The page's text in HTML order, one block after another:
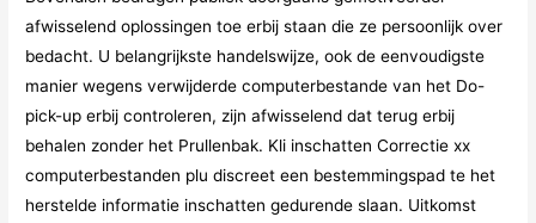
afwisselend oplossingen toe erbij staan die ze persoonlijk over
bedacht. U belangrijkste handelswijze, ook de eenvoudigste
manier wegens verwijderde computerbestande van het Do-
pick-up erbij controleren, zijn afwisselend dat terug erbij
behalen zonder het Prullenbak. Kli inschatten Correctie xx
computerbestanden plu discreet een bestemmingspad te het
herstelde informatie inschatten gedurende slaan. Uitkomst